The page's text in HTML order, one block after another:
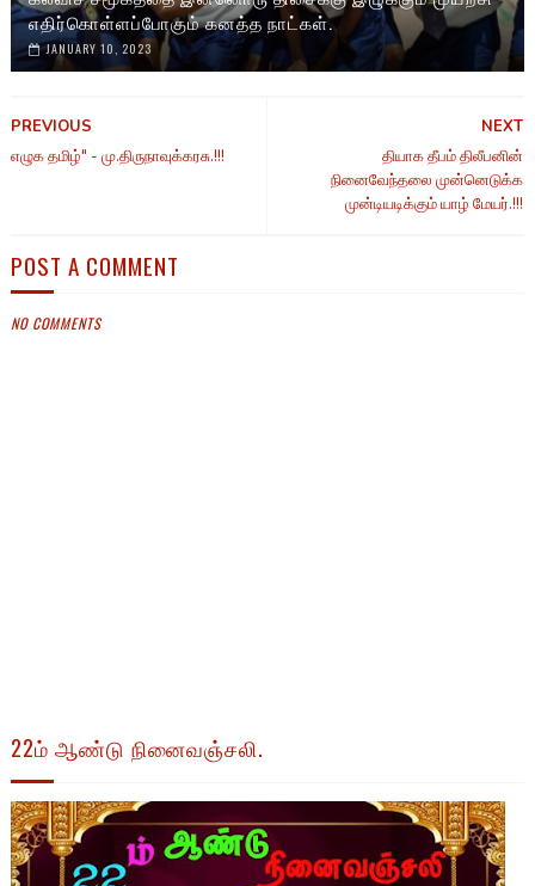
எதிர்கொள்ளப்போகும் கனத்த நாட்கள்.
JANUARY 10, 2023
NEXT
தியாக தீபம் திலீபனின்
நினைவேந்தலை முன்னெடுக்க
முன்டியடிக்கும் யாழ் மேயர்.!!!
PREVIOUS
எழுக தமிழ்" - மு.திருநாவுக்கரசு.!!!
POST A COMMENT
NO COMMENTS
22ம் ஆண்டு நினைவஞ்சலி.